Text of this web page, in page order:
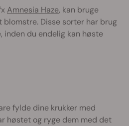
Amnesia Haze, kan bruge
Disse sorter har brug
inden du endelig kan høste
fylde dine krukker med
høstet og ryge dem med det